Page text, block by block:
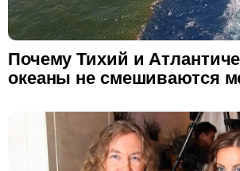
Почему Тихий и
океаны не смешиваются